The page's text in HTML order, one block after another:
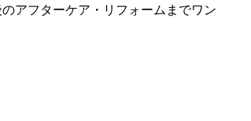
て 不動産売却後の税金
アフターケア・リフォームまでワン